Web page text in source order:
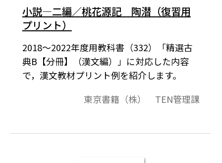
小説―二編／桃花源記 陶潜（復習用
プリント）
2018～2022年度用教科書（332）「精選古
典B【分冊】（漢文編）」に対応した内容
で，漢文教材プリント例を紹介します。
東京書籍（株） TEN管理課